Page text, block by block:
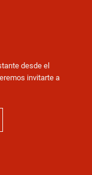
desde el
invitarte a